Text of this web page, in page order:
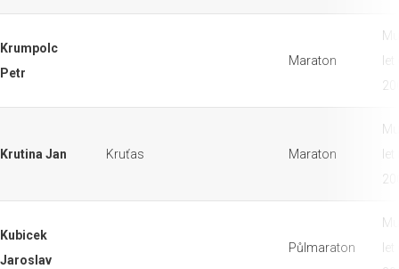
Krumpolc
Petr
Maraton
Krutina Jan Kruťas Maraton
Kubicek
Jaroslav
Půlmaraton